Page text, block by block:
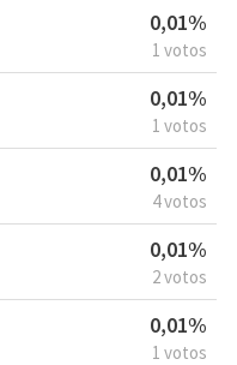
0,01%
1 votos
0,01%
1 votos
0,01%
4 votos
0,01%
2 votos
0,01%
1 votos